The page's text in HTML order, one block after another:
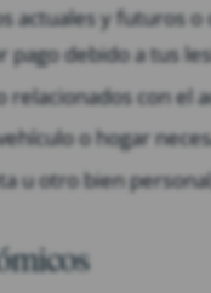
actuales y futuros o
pago debido a tus
relacionados con el
o hogar
u otro bien